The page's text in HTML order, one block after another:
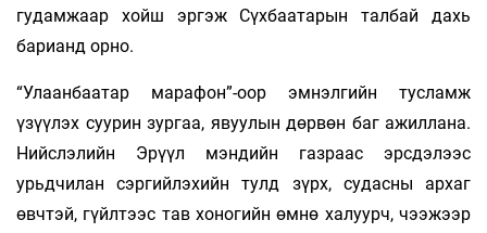
гудамжаар хойш эргэж Сүхбаатарын талбай дахь
барианд орно.
“Улаанбаатар марафон”-оор эмнэлгийн тусламж
үзүүлэх суурин зургаа, явуулын дөрвөн баг ажиллана.
Нийслэлийн Эрүүл мэндийн газраас эрсдэлээс
урьдчилан сэргийлэхийн тулд зүрх, судасны архаг
өвчтэй, гүйлтээс тав хоногийн өмнө халуурч, чээжээр